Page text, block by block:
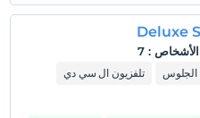
Deluxe
الأشخاص :
7
الجلوس
تلفزيون ال سي دي